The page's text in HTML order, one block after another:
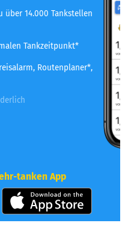
14.000 Tankstellen
Tankzeitpunkt*
Routenplaner*,
tanken App